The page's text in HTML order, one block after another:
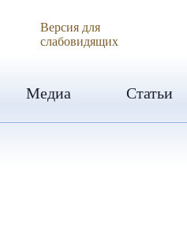
Версия для
слабовидящих
Медиа Статьи